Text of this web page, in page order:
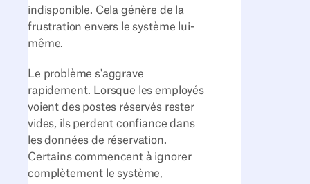
indisponible. Cela génère de la
frustration envers le système lui-
même.
Le problème s'aggrave
rapidement. Lorsque les employés
voient des postes réservés rester
vides, ils perdent confiance dans
les données de réservation.
Certains commencent à ignorer
complètement le système,